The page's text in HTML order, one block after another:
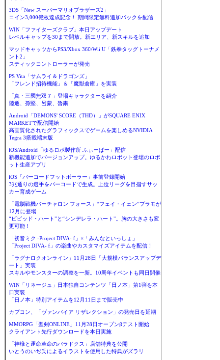
3DS「New スーパーマリオブラザーズ2」
コイン3,000億枚達成記念！ 期間限定無料追加パックを配信
WIN「ファイターズクラブ」本日アップデート
レベルキャップを30まで開放。新エリア、新スキルを追加
マッドキャッツからPS3/Xbox 360/Wii U「鉄拳タッグトーナメ
ント2」
スティックコントローラーが発売
PS Vita「サムライ＆ドラゴンズ」
「フレンド招待機能」＆「魔獣倉庫」を実装
「真・三國無双７」登場キャラクターを紹介
陸遜、孫堅、呂蒙、魯粛
Android「DEMONS' SCORE（THD）」がSQUARE ENIX
MARKETで配信開始
高画質化されたグラフィックスでゲームを楽しめるNVIDIA
Tegra 3搭載端末版
iOS/Android「ゆるロボ製作所 ふぃーばー」配信
新機能追加でバージョンアップ。ゆるかわロボット登場のロボ
ット生産アプリ
iOS「バーコードフットボーラー」事前登録開始
3兆通りの選手をバーコードで生成。上位リーグを目指すサッ
カー育成ゲーム
「電脳戦機バーチャロン フォース」“フェイ・イェン”プラモが
12月に登場
“ビビッド・ハート”と“シンデレラ・ハート”。胸の大きさも変
更可能！
「初音ミク -Project DIVA- f」×「みんなといっしょ」
「Project DIVA- f」の楽曲やカスタマイズアイテムを配信！
「ラグナロクオンライン」11月28日「大規模バランスアップデ
ート」実装
スキルやモンスターの調整を一新。10周年イベントも同日開催
WIN「リネージュ」日本独自コンテンツ「日ノ本」第1弾を本
日実装
「日ノ本」特別アイテムを12月11日まで販売中
カプコン、「ヴァンパイア リザレクション」の発売日を延期
MMORPG「聖剣ONLINE」11月28日オープンβテスト開始
クライアント先行ダウンロードを本日実施
「神様と運命革命のパラドクス」店舗特典を公開
いとうのいぢ氏によるイラストを使用した特典がズラリ